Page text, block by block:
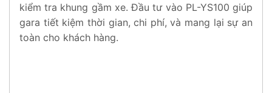
kiểm tra khung gầm xe. Đầu tư vào PL-YS100 giúp
gara tiết kiệm thời gian, chi phí, và mang lại sự an
toàn cho khách hàng.